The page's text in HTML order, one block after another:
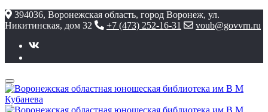
394036, Воронежская область, город Воронеж, ул.
Никитинская, дом 32
+7 (473) 252-16-31 voub@govvrn.ru